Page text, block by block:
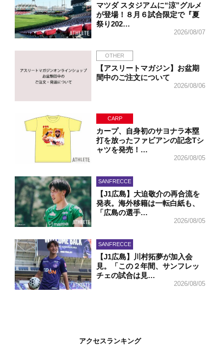
マツダ スタジアムに“涼”グルメ
が登場！８月６試合限定で『夏
祭り202…
2026/08/07
OTHER
【アスリートマガジン】お盆期
間中のご注文について
2026/08/06
CARP
カープ、自身初のサヨナラ本塁
打を放ったファビアンの記念Tシ
ャツを発売！…
2026/08/05
SANFRECCE
【J1広島】大迫敬介の再合流を
発表。海外移籍は一転白紙も、
「広島の選手…
2026/08/05
SANFRECCE
【J1広島】川村拓夢が加入会
見。「この２年間、サンフレッ
チェの試合は見…
2026/08/05
アクセスランキング